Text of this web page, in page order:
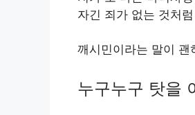
자긴 죄가 없는 것처
깨시민이라는 말이 괜
누구누구 탓을